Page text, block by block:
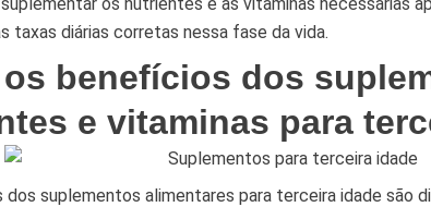
taxas diárias corretas nessa fase da vida.
benefícios dos
e vitaminas para
suplementos alimentares para terceira idade são